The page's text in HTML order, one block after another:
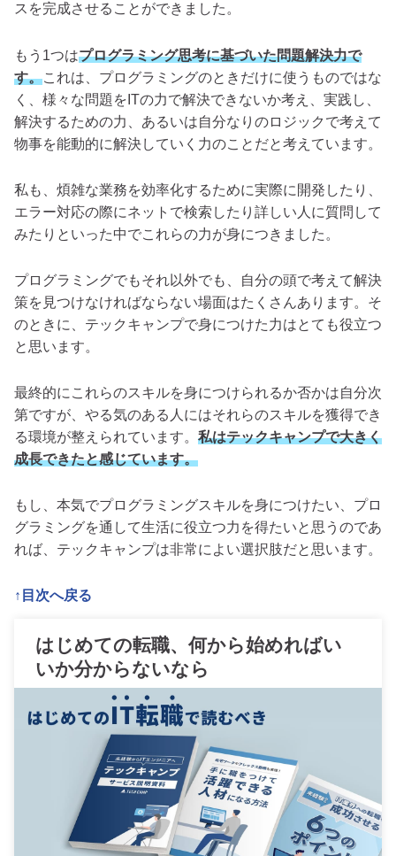
スを完成させることができました。
もう1つはプログラミング思考に基づいた問題解決力で
す。これは、プログラミングのときだけに使うものではな
く、様々な問題をITの力で解決できないか考え、実践し、
解決するための力、あるいは自分なりのロジックで考えて
物事を能動的に解決していく力のことだと考えています。
私も、煩雑な業務を効率化するために実際に開発したり、
エラー対応の際にネットで検索したり詳しい人に質問して
みたりといった中でこれらの力が身につきました。
プログラミングでもそれ以外でも、自分の頭で考えて解決
策を見つけなければならない場面はたくさんあります。そ
のときに、テックキャンプで身につけた力はとても役立つ
と思います。
最終的にこれらのスキルを身につけられるか否かは自分次
第ですが、やる気のある人にはそれらのスキルを獲得でき
る環境が整えられています。 私はテックキャンプで大きく
成長できたと感じています。
もし、本気でプログラミングスキルを身につけたい、プロ
グラミングを通して生活に役立つ力を得たいと思うのであ
れば、テックキャンプは非常によい選択肢だと思います。
↑目次へ戻る
はじめての転職、何から始めればい
いか分からないなら